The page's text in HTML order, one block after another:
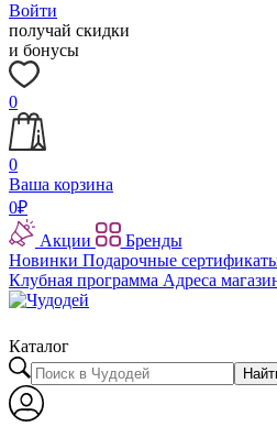
Войти
получай скидки
и бонусы
0
0
Ваша корзина
0₽
Акции
Бренды
Новинки Подарочные
Клубная программа Адреса
Каталог